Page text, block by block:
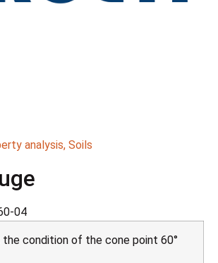
analysis, Soils
04
condition of the cone point 60°